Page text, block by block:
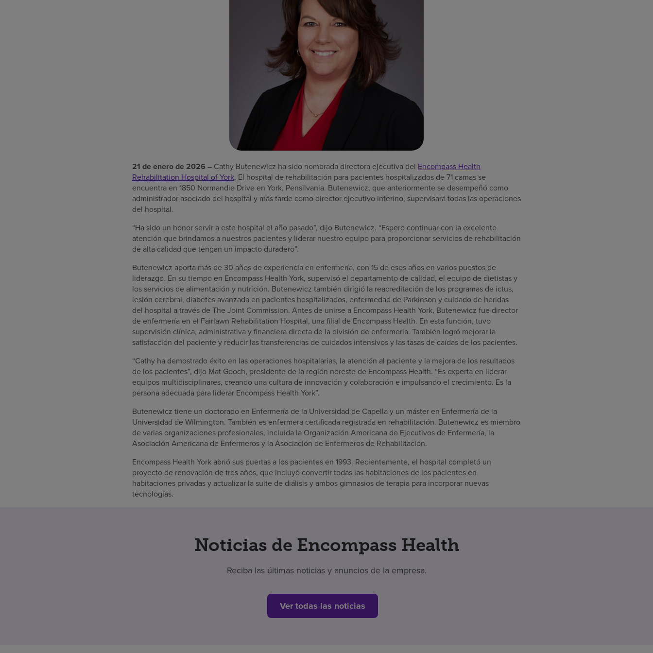
21 de enero de 2026 – Cathy Butenewicz ha sido nombrada directora ejecutiva del Encompass Health
Rehabilitation Hospital of York. El hospital de rehabilitación para pacientes hospitalizados de 71 camas se
encuentra en 1850 Normandie Drive en York, Pensilvania. Butenewicz, que anteriormente se desempeñó como
administrador asociado del hospital y más tarde como director ejecutivo interino, supervisará todas las operaciones
del hospital.
“Ha sido un honor servir a este hospital el año pasado”, dijo Butenewicz. “Espero continuar con la excelente
atención que brindamos a nuestros pacientes y liderar nuestro equipo para proporcionar servicios de rehabilitación
de alta calidad que tengan un impacto duradero”.
Butenewicz aporta más de 30 años de experiencia en enfermería, con 15 de esos años en varios puestos de
liderazgo. En su tiempo en Encompass Health York, supervisó el departamento de calidad, el equipo de dietistas y
los servicios de alimentación y nutrición. Butenewicz también dirigió la reacreditación de los programas de ictus,
lesión cerebral, diabetes avanzada en pacientes hospitalizados, enfermedad de Parkinson y cuidado de heridas
del hospital a través de The Joint Commission. Antes de unirse a Encompass Health York, Butenewicz fue director
de enfermería en el Fairlawn Rehabilitation Hospital, una filial de Encompass Health. En esta función, tuvo
supervisión clínica, administrativa y financiera directa de la división de enfermería. También logró mejorar la
satisfacción del paciente y reducir las transferencias de cuidados intensivos y las tasas de caídas de los pacientes.
“Cathy ha demostrado éxito en las operaciones hospitalarias, la atención al paciente y la mejora de los resultados
de los pacientes”, dijo Mat Gooch, presidente de la región noreste de Encompass Health. “Es experta en liderar
equipos multidisciplinares, creando una cultura de innovación y colaboración e impulsando el crecimiento. Es la
persona adecuada para liderar Encompass Health York”.
Butenewicz tiene un doctorado en Enfermería de la Universidad de Capella y un máster en Enfermería de la
Universidad de Wilmington. También es enfermera certificada registrada en rehabilitación. Butenewicz es miembro
de varias organizaciones profesionales, incluida la Organización Americana de Ejecutivos de Enfermería, la
Asociación Americana de Enfermeros y la Asociación de Enfermeros de Rehabilitación.
Encompass Health York abrió sus puertas a los pacientes en 1993. Recientemente, el hospital completó un
proyecto de renovación de tres años, que incluyó convertir todas las habitaciones de los pacientes en
habitaciones privadas y actualizar la suite de diálisis y ambos gimnasios de terapia para incorporar nuevas
tecnologías.
Noticias de Encompass Health
Reciba las últimas noticias y anuncios de la empresa.
Ver todas las noticias